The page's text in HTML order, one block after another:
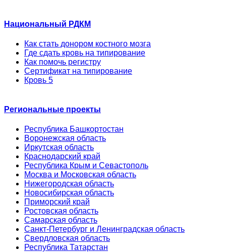
Национальный РДКМ
Как стать донором костного мозга
Где сдать кровь на типирование
Как помочь регистру
Сертификат на типирование
Кровь 5
Региональные проекты
Республика Башкортостан
Воронежская область
Иркутская область
Краснодарский край
Республика Крым и Севастополь
Москва и Московская область
Нижегородская область
Новосибирская область
Приморский край
Ростовская область
Самарская область
Санкт-Петербург и Ленинградская область
Свердловская область
Республика Татарстан